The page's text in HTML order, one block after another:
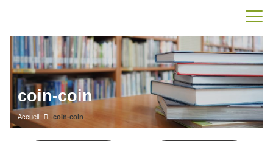
coin-coin
Accueil coin-coin